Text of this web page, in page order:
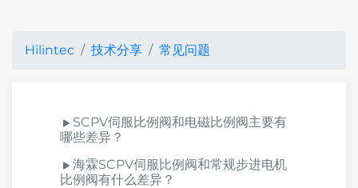
Hilintec 技术分享 常见问题
SCPV伺服比例阀和电磁比例阀主要有
哪些差异？
海霖SCPV伺服比例阀和常规步进电机
比例阀有什么差异？